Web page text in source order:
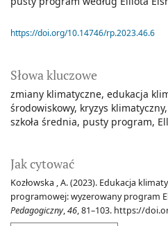
Słowa kluczowe
zmiany klimatyczne edukacja
środowiskowy kryzys klimatyczny
szkoła średnia pusty program
Jak cytować
Kozłowska , A. (2023). Edukacja
programowej: wyzerowany program
Pedagogiczny,46, 81–103. https://
https://doi.org/10.14746/rp.2023.46.6